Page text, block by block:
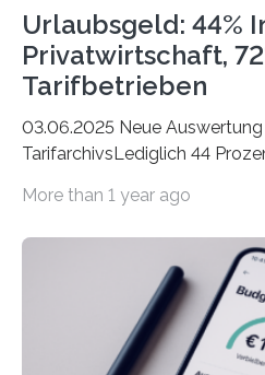
Urlaubsgeld: 44%
Privatwirtschaft,
Tarifbetrieben
03.06.2025 Neue
TarifarchivsLediglich 44
tarifgebundenen Betrieben ist
Unterkünfte fast überall
viele Beschäftigte ist deshalb
Juli ausgezahlte Urlaubsgeld
sich den wohlverdienten
können. Allerdings erhält mit
More than 1 year ago